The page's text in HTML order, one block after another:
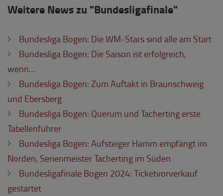
Weitere News zu "Bundesligafinale"
Bundesliga Bogen: Die WM-Stars sind alle am Start
Bundesliga Bogen: Die Saison ist erfolgreich,
wenn…
Bundesliga Bogen: Zum Auftakt in Braunschweig
und Ebersberg
Bundesliga Bogen: Querum und Tacherting erste
Tabellenführer
Bundesliga Bogen: Aufsteiger Hamm empfängt im
Norden, Serienmeister Tacherting im Süden
Bundesligafinale Bogen 2024: Ticketvorverkauf
gestartet